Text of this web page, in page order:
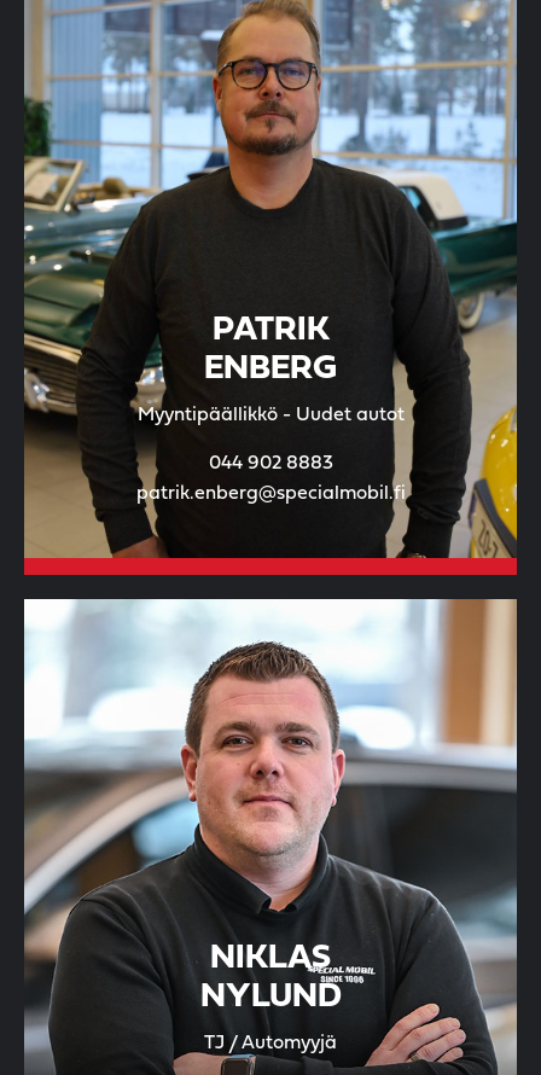
PATRIK
ENBERG
Myyntipäällikkö - Uudet autot
044 902 8883
patrik.enberg@specialmobil.fi
NIKLAS
NYLUND
TJ / Automyyjä